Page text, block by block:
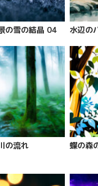
の雪の結晶 04 水辺の
の流れ 蝶の森